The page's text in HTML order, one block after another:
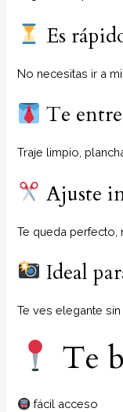
Es
No necesitas ir a
Te
Traje limpio,
Ajuste
Te queda perfecto,
Ideal
Te ves elegante sin
Te
fácil acceso